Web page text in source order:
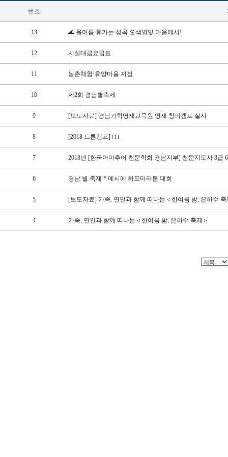
번호
13 🌊 올여름 휴가는 성곡 오색별빛 마을에서!
12 시설대금요금표
11 농촌체험·휴양마을 지정
10 제2회 경남별축제
9 [보도자료] 경남과학영재교육원 영재 창의캠프 실시
8 [2018 드론캠프] [1]
7 2018년 [한국아마추어 천문학회 경남지부] 천문지도사 3급
6 경남 별 축제 * 메시에 하프마라톤 대회
5 [보도자료] 가족, 연인과 함께 떠나는＜한여름 밤, 은하수 축
4 가족, 연인과 함께 떠나는＜한여름 밤, 은하수 축제＞